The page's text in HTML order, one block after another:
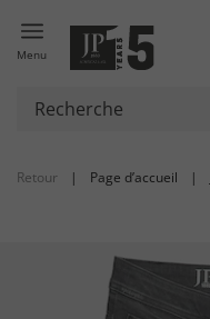
Menu
Retour | Page d’accueil |